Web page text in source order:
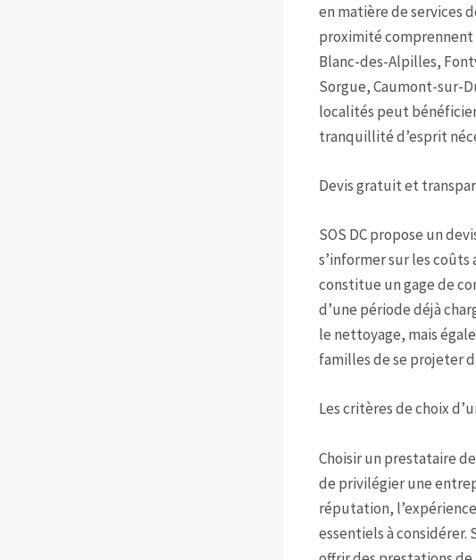
en matière de services
proximité comprennent
Blanc-des-Alpilles,
Sorgue, Caumont-sur-
localités peut
tranquillité d’esprit
Devis gratuit et
SOS DC propose un
s’informer sur les coûts
constitue un gage de
d’une période déjà
le nettoyage, mais
familles de se projeter
Les critères de choix
Choisir un prestataire
de privilégier une
réputation,
essentiels à considérer.